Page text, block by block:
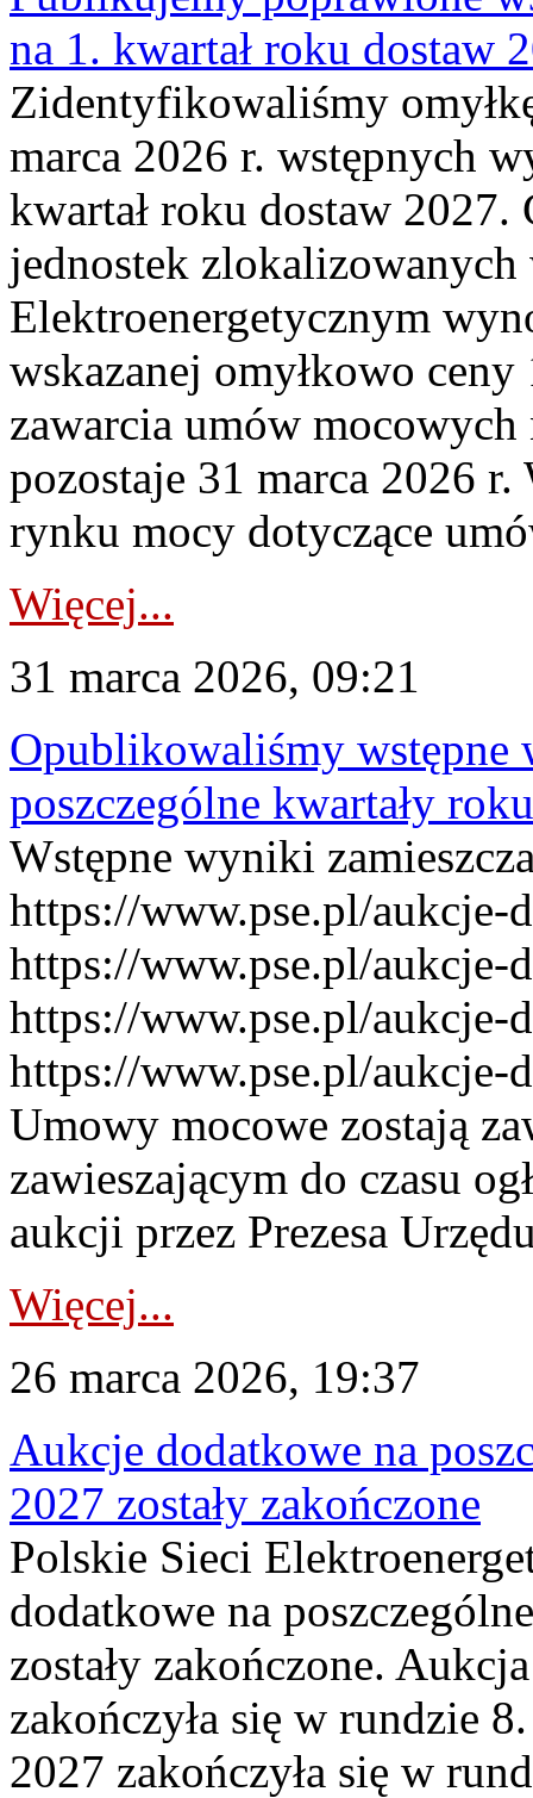
na 1. kwartał roku dostaw
Zidentyfikowaliśmy
marca 2026 r. wstępnych
kwartał roku dostaw
jednostek
Elektroenergetycznym
wskazanej omyłkowo
zawarcia umów
pozostaje 31 marca 2026
rynku mocy dotyczące
Więcej...
31 marca 2026, 09:21
Opublikowaliśmy
poszczególne kwartały
Wstępne wyniki
https://www.pse.pl/aukcje-
https://www.pse.pl/aukcje-
https://www.pse.pl/aukcje-
https://www.pse.pl/aukcje-
Umowy mocowe zostają
zawieszającym do czasu
aukcji przez Prezesa
Więcej...
26 marca 2026, 19:37
Aukcje dodatkowe na
2027 zostały zakończone
Polskie Sieci
dodatkowe na
zostały zakończone.
zakończyła się w rundzie
2027 zakończyła się w